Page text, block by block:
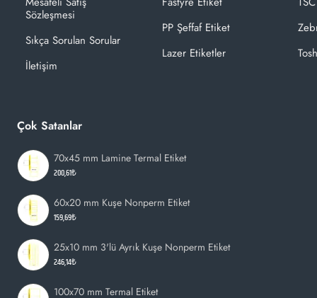
Sözleşmesi
Sıkça Sorulan Sorular
İletişim
PP Şeffaf Etiket
Lazer Etiketler
Çok Satanlar
70x45 mm Lamine Termal Etiket
200,61₺
60x20 mm Kuşe Nonperm Etiket
159,69₺
25x10 mm 3'lü Ayrık Kuşe Nonperm Etiket
246,14₺
100x70 mm Termal Etiket